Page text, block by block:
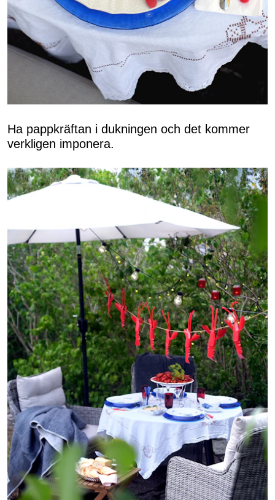
Ha pappkräftan i dukningen och det kommer
verkligen imponera.